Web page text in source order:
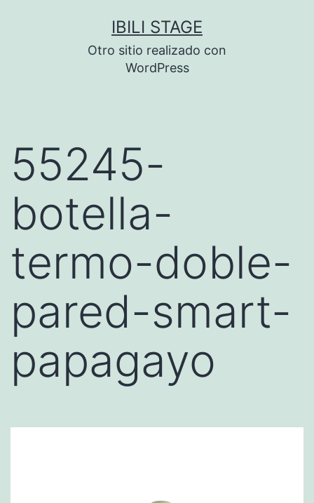
IBILI STAGE
Otro sitio realizado con
WordPress
55245-
botella-
termo-doble-
pared-smart-
papagayo